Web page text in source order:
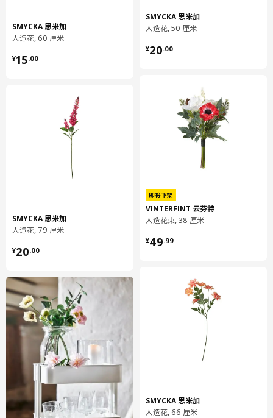
SMYCKA 思米加
人造花, 60 厘米
¥15.00
¥ 15.00
SMYCKA 思米加
人造花, 79 厘米
¥20.00
¥ 20.00
SMYCKA 思米加
人造花, 50 厘米
¥20.00
¥ 20.00
即将下架
VINTERFINT 云芬特
人造花束, 38 厘米
¥49.99
¥ 49.99
SMYCKA 思米加
人造花, 66 厘米